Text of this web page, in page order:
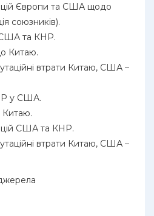
Європи та США щодо
союзників).
США та КНР.
Китаю.
втрати Китаю, США –
у США.
Китаю.
США та КНР.
втрати Китаю, США –